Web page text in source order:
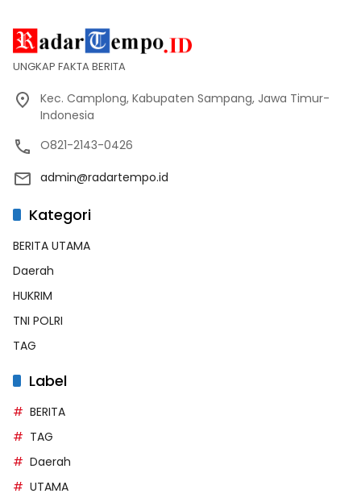
UNGKAP FAKTA BERITA
Kec. Camplong, Kabupaten Sampang, Jawa Timur-
Indonesia
O821-2143-0426
admin@radartempo.id
Kategori
BERITA UTAMA
Daerah
HUKRIM
TNI POLRI
TAG
Label
BERITA
TAG
Daerah
UTAMA